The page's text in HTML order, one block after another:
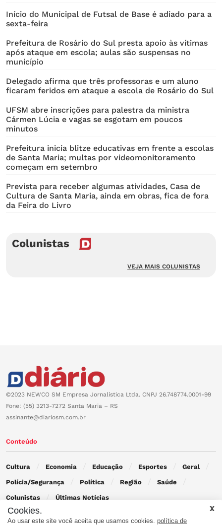
Início do Municipal de Futsal de Base é adiado para a
sexta-feira
Prefeitura de Rosário do Sul presta apoio às vítimas
após ataque em escola; aulas são suspensas no
município
Delegado afirma que três professoras e um aluno
ficaram feridos em ataque a escola de Rosário do Sul
UFSM abre inscrições para palestra da ministra
Cármen Lúcia e vagas se esgotam em poucos
minutos
Prefeitura inicia blitze educativas em frente a escolas
de Santa Maria; multas por videomonitoramento
começam em setembro
Prevista para receber algumas atividades, Casa de
Cultura de Santa Maria, ainda em obras, fica de fora
da Feira do Livro
Colunistas
VEJA MAIS COLUNISTAS
©2023 NEWCO SM Empresa Jornalística Ltda. CNPJ 26.748774.0001-99
Fone: (55) 3213-7272 Santa Maria – RS
assinante@diariosm.com.br
Conteúdo
Cultura Economia Educação Esportes Geral
Polícia/Segurança Política Região Saúde
Colunistas Últimas Notícias
Cookies.
Ao usar este site você aceita que usamos cookies. política de